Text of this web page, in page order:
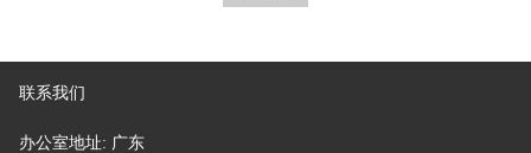
联系我们
办公室地址: 广东